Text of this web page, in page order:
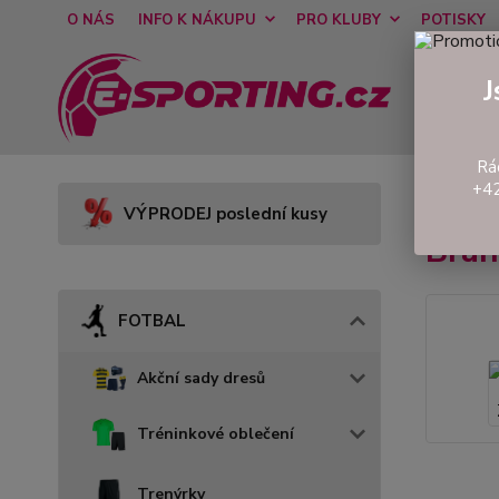
O NÁS INFO K NÁKUPU PRO KLUBY POTISKY
VÝPRODEJ poslední kusy
FOTBAL
Akční sady dresů
Tréninkové oblečení
Trenýrky